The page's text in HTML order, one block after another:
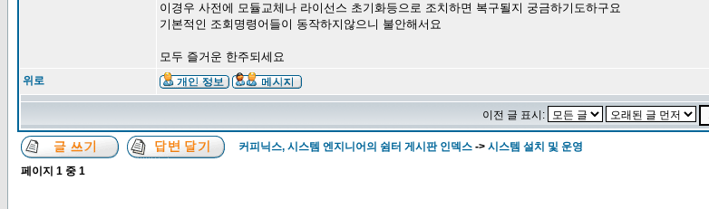
이경우 사전에 모듈교체나 라이선스 초기화등으로 조치하면 복구될지 궁금하기도하구요
기본적인 조회명령어들이 동작하지않으니 불안해서요
모두 즐거운 한주되세요
위로
이전 글 표시:
커피닉스, 시스템 엔지니어의 쉼터 게시판 인덱스 -> 시스템 설치 및 운영
페이지 1 중 1